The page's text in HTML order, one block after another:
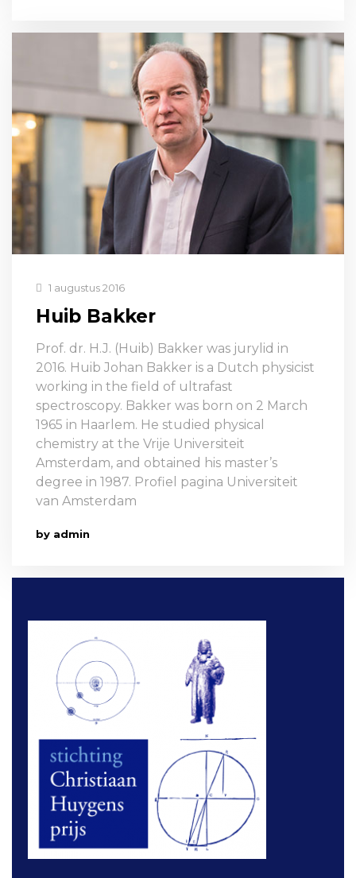
1 augustus 2016
Huib Bakker
Prof. dr. H.J. (Huib) Bakker was jurylid in
2016. Huib Johan Bakker is a Dutch physicist
working in the field of ultrafast
spectroscopy. Bakker was born on 2 March
1965 in Haarlem. He studied physical
chemistry at the Vrije Universiteit
Amsterdam, and obtained his master’s
degree in 1987. Profiel pagina Universiteit
van Amsterdam
by admin